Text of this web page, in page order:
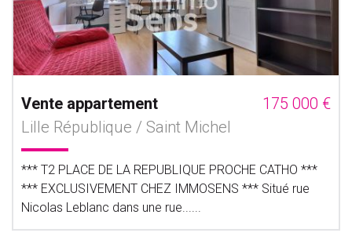
Vente appartement
175 000 €
Lille République / Saint Michel
*** T2 PLACE DE LA REPUBLIQUE PROCHE CATHO ***
*** EXCLUSIVEMENT CHEZ IMMOSENS *** Situé rue
Nicolas Leblanc dans une rue......